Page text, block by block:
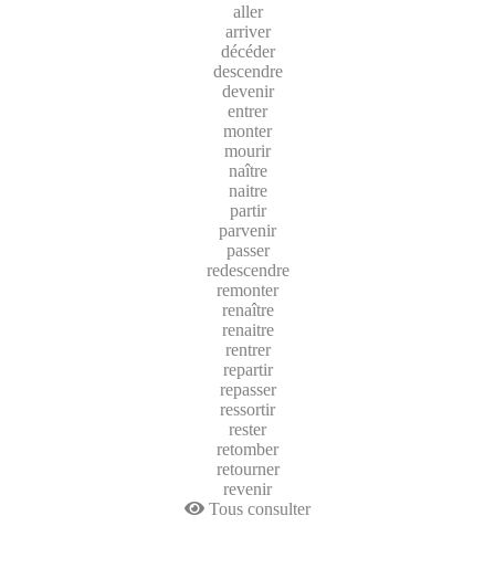
aller
arriver
décéder
descendre
devenir
entrer
monter
mourir
naître
naitre
partir
parvenir
passer
redescendre
remonter
renaître
renaitre
rentrer
repartir
repasser
ressortir
rester
retomber
retourner
revenir
Tous consulter